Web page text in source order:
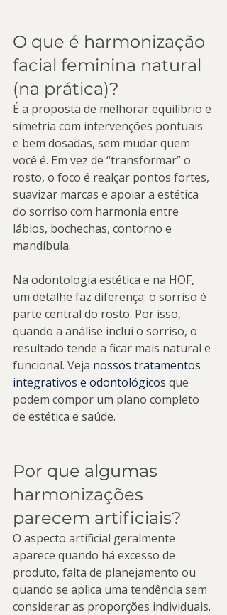
O que é harmonização
facial feminina natural
(na prática)?
É a proposta de melhorar equilíbrio e
simetria com intervenções pontuais
e bem dosadas, sem mudar quem
você é. Em vez de “transformar” o
rosto, o foco é realçar pontos fortes,
suavizar marcas e apoiar a estética
do sorriso com harmonia entre
lábios, bochechas, contorno e
mandíbula.
Na odontologia estética e na HOF,
um detalhe faz diferença: o sorriso é
parte central do rosto. Por isso,
quando a análise inclui o sorriso, o
resultado tende a ficar mais natural e
funcional. Veja nossos tratamentos
integrativos e odontológicos que
podem compor um plano completo
de estética e saúde.
Por que algumas
harmonizações
parecem artificiais?
O aspecto artificial geralmente
aparece quando há excesso de
produto, falta de planejamento ou
quando se aplica uma tendência sem
considerar as proporções individuais.